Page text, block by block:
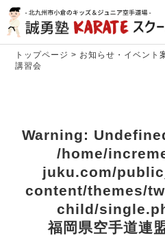
トップページ > お知らせ・イベント
講習会
Warning:
/home/
juku.com/
content/themes/
child/
福岡県空手道連